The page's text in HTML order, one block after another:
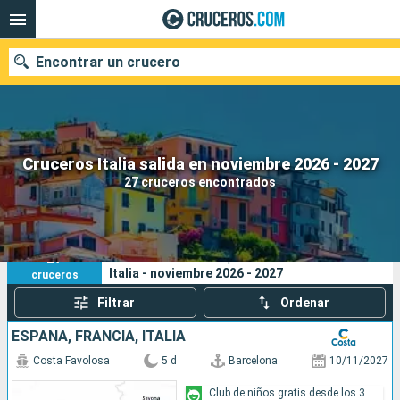
Cruceros Italia salida en noviembre 2026 - 2027
27 cruceros encontrados
Encontrar un crucero
Nuestros destinos
Fecha de salida
Puertos Compañías
Buscar
27
cruceros
Sus criterios de búsqueda:
Italia - noviembre 2026 - 2027
Filtrar Ordenar
ESPAÑA, FRANCIA, ITALIA
Costa Favolosa 5 d Barcelona 10/11/2027
Club de niños gratis desde los 3